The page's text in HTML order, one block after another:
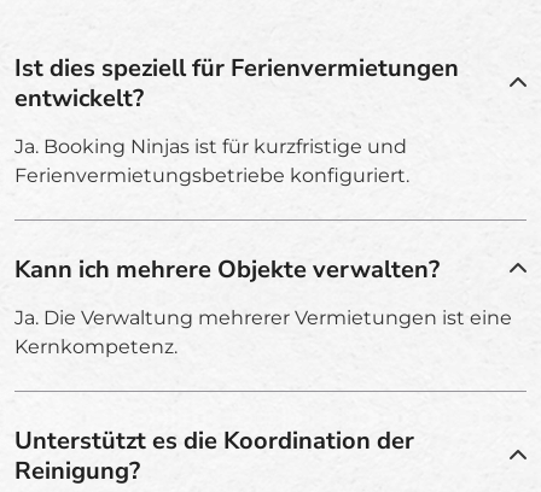
Ist dies speziell für Ferienvermietungen
entwickelt?
Ja. Booking Ninjas ist für kurzfristige und
Ferienvermietungsbetriebe konfiguriert.
Kann ich mehrere Objekte verwalten?
Ja. Die Verwaltung mehrerer Vermietungen ist eine
Kernkompetenz.
Unterstützt es die Koordination der
Reinigung?